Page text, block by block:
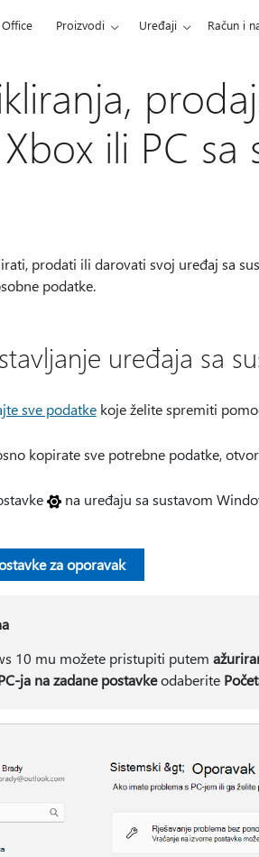
Office Proizvodi Uređaji Račun i
ili PC
prodati ili darovati svoj uređaj sa
podatke.
uređaja sa
sve podatkekoje želite spremiti
kopirate sve potrebne podatke,
na uređaju sa sustavom
za oporavak
10 mu možete pristupiti putem
ja na zadane postavkeodaberite